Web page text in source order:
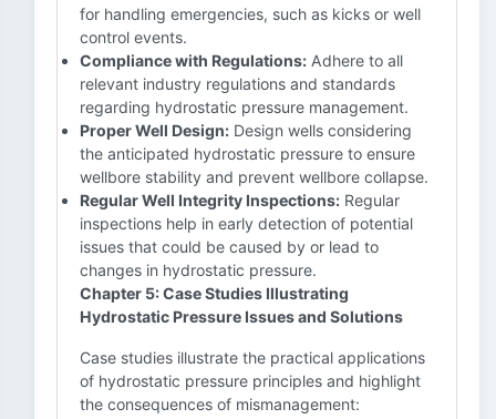
for handling emergencies, such as kicks or well
control events.
Compliance with Regulations: Adhere to all
relevant industry regulations and standards
regarding hydrostatic pressure management.
Proper Well Design: Design wells considering
the anticipated hydrostatic pressure to ensure
wellbore stability and prevent wellbore collapse.
Regular Well Integrity Inspections: Regular
inspections help in early detection of potential
issues that could be caused by or lead to
changes in hydrostatic pressure.
Chapter 5: Case Studies Illustrating
Hydrostatic Pressure Issues and Solutions
Case studies illustrate the practical applications
of hydrostatic pressure principles and highlight
the consequences of mismanagement: